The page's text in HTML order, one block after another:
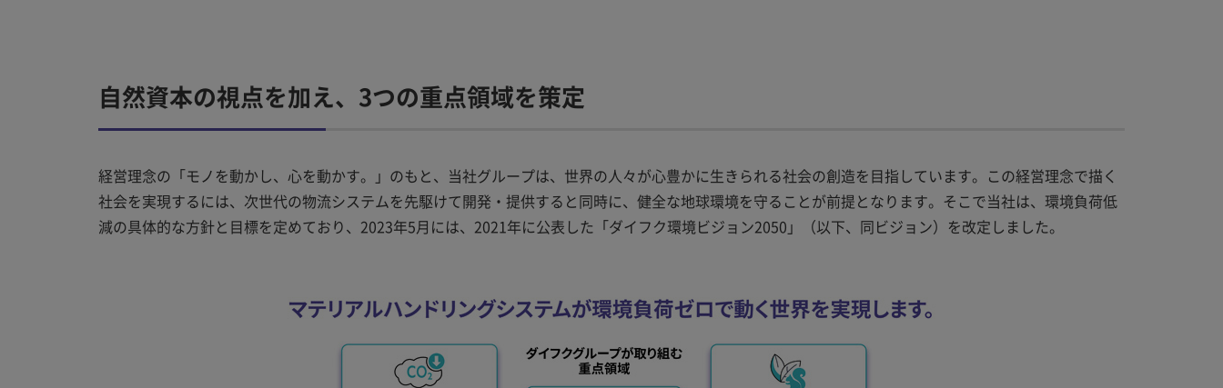
自然資本の視点を加え、3つの重点領域を策定
経営理念の「モノを動かし、心を動かす。」のもと、当社グループは、世界の人々が心豊かに生きられる社会の創造を目指しています。この経営理念で描く
社会を実現するには、次世代の物流システムを先駆けて開発・提供すると同時に、健全な地球環境を守ることが前提となります。そこで当社は、環境負荷低
減の具体的な方針と目標を定めており、2023年5月には、2021年に公表した「ダイフク環境ビジョン2050」（以下、同ビジョン）を改定しました。